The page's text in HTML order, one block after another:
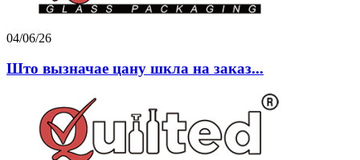
04/06/26
Што вызначае цану шкла на заказ...